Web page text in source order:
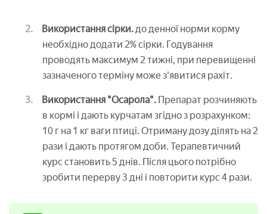
Використання сірки.до денної норми корму
необхідно додати 2% сірки. Годування
проводять максимум 2 тижні, при перевищенні
зазначеного терміну може з'явитися рахіт.
Використання "Осарола". Препарат розчиняють
в кормі і дають курчатам згідно з розрахунком:
10 г на 1 кг ваги птиці. Отриману дозу ділять на 2
рази і дають протягом доби. Терапевтичний
курс становить 5 днів. Після цього потрібно
зробити перерву 3 дні і повторити курс 4 рази.